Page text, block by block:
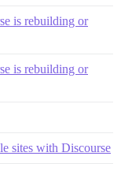
is rebuilding or
is rebuilding or
sites with Discourse